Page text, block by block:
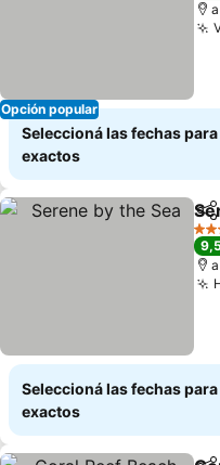
Opción popular
Seleccioná las fechas
exactos
3
9,5
Seleccioná las fechas
exactos